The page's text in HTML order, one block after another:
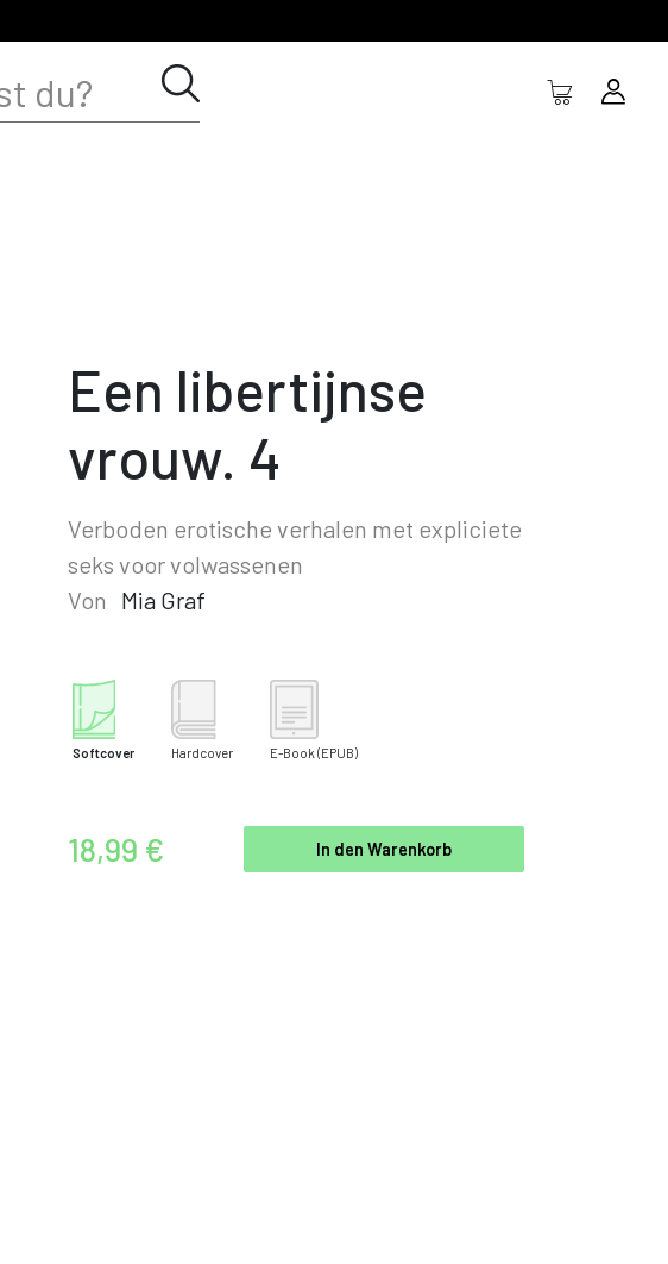
Een libertijnse
vrouw. 4
Verboden erotische verhalen met expliciete
seks voor volwassenen
Von
Mia Graf
Softcover Hardcover E-Book (EPUB)
18,99 € In den Warenkorb